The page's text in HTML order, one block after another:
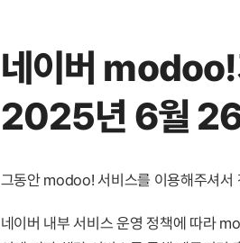
네이버
2025년 6월
그동안 modoo! 서비스를 이용해주셔서
네이버 내부 서비스 운영 정책에 따라